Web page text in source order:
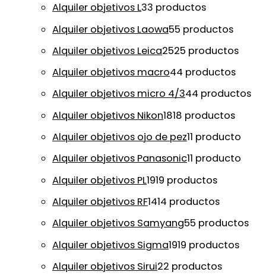
Alquiler objetivos L33 productos
Alquiler objetivos Laowa55 productos
Alquiler objetivos Leica2525 productos
Alquiler objetivos macro44 productos
Alquiler objetivos micro 4/344 productos
Alquiler objetivos Nikon1818 productos
Alquiler objetivos ojo de pez11 producto
Alquiler objetivos Panasonic11 producto
Alquiler objetivos PL1919 productos
Alquiler objetivos RF1414 productos
Alquiler objetivos Samyang55 productos
Alquiler objetivos Sigma1919 productos
Alquiler objetivos Sirui22 productos